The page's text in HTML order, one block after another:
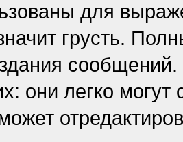
для
грусть.
сообщений.
они легко